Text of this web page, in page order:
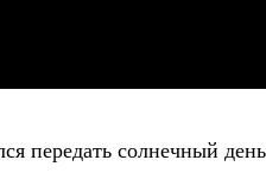
передать солнечный